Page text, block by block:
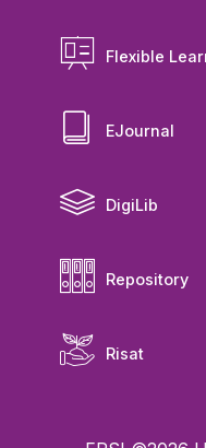
Flexible
EJournal
DigiLib
Repository
Risat